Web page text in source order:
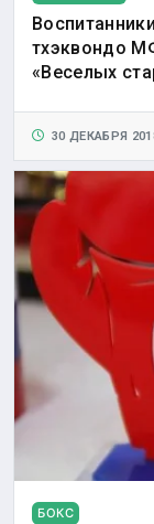
тхэквондо
«Веселых
30 ДЕКАБРЯ
БОКС